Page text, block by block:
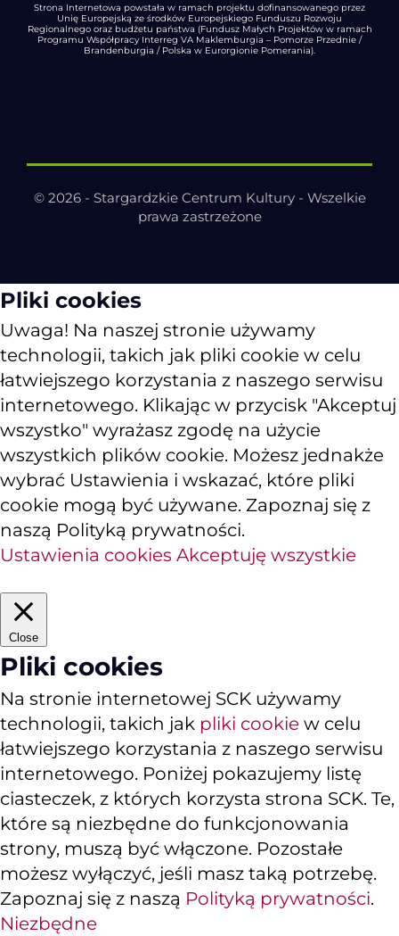
Strona Internetowa powstała w ramach projektu dofinansowanego przez
Unię Europejską ze środków Europejskiego Funduszu Rozwoju
Regionalnego oraz budżetu państwa (Fundusz Małych Projektów w ramach
Programu Współpracy Interreg VA Maklemburgia – Pomorze Przednie /
Brandenburgia / Polska w Eurorgionie Pomerania).
© 2026 - Stargardzkie Centrum Kultury - Wszelkie
prawa zastrzeżone
Pliki cookies
Uwaga! Na naszej stronie używamy
technologii, takich jak pliki cookie w celu
łatwiejszego korzystania z naszego serwisu
internetowego. Klikając w przycisk "Akceptuj
wszystko" wyrażasz zgodę na użycie
wszystkich plików cookie. Możesz jednakże
wybrać Ustawienia i wskazać, które pliki
cookie mogą być używane. Zapoznaj się z
naszą Polityką prywatności.
Ustawienia cookies Akceptuję wszystkie
Close
Pliki cookies
Na stronie internetowej SCK używamy
technologii, takich jak pliki cookie w celu
łatwiejszego korzystania z naszego serwisu
internetowego. Poniżej pokazujemy listę
ciasteczek, z których korzysta strona SCK. Te,
które są niezbędne do funkcjonowania
strony, muszą być włączone. Pozostałe
możesz wyłączyć, jeśli masz taką potrzebę.
Zapoznaj się z naszą Polityką prywatności.
Niezbędne